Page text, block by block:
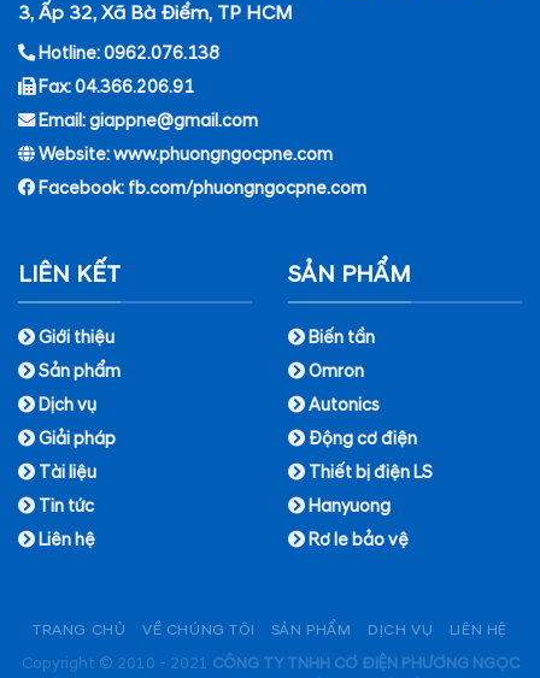
3, Ấp 32, Xã Bà Điểm, TP HCM
Hotline: 0962.076.138
Fax: 04.366.206.91
Email: giappne@gmail.com
Website: www.phuongngocpne.com
Facebook: fb.com/phuongngocpne.com
LIÊN KẾT
Giới thiệu
Sản phẩm
Dịch vụ
Giải pháp
Tài liệu
Tin tức
Liên hệ
SẢN PHẨM
Biến tần
Omron
Autonics
Động cơ điện
Thiết bị điện LS
Hanyuong
Rơ le bảo vệ
TRANG CHỦ VỀ CHÚNG TÔI SẢN PHẨM DỊCH VỤ LIÊN HỆ
Copyright © 2010 - 2021 CÔNG TY TNHH CƠ ĐIỆN PHƯƠNG NGỌC